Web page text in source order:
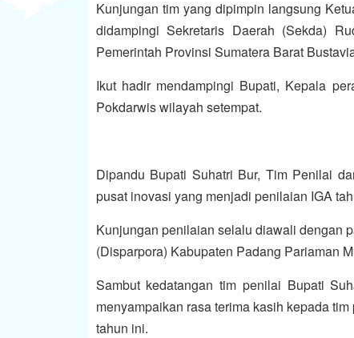
Kunjungan tim yang dipimpin langsung
didampingi Sekretaris Daerah (Sekda)
Pemerintah Provinsi Sumatera Barat
Ikut hadir mendampingi Bupati, Kepala
Pokdarwis wilayah setempat.
Dipandu Bupati Suhatri Bur, Tim Penilai
pusat inovasi yang menjadi penilaian IGA
Kunjungan penilaian selalu diawali dengan
(Disparpora) Kabupaten Padang Pariaman
Sambut kedatangan tim penilai Bupati
menyampaikan rasa terima kasih kepada
tahun ini.